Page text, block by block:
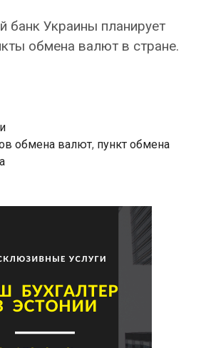
банк Украины планирует
обмена валют в стране.
обмена валют, пункт обмена